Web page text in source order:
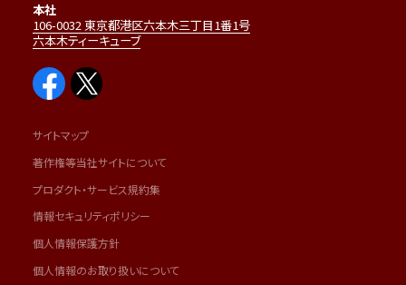
本社
106-0032 東京都港区六本木三丁目1番1号
六本木ティーキューブ
サイトマップ
著作権等当社サイトについて
プロダクト・サービス規約集
情報セキュリティポリシー
個人情報保護方針
個人情報のお取り扱いについて